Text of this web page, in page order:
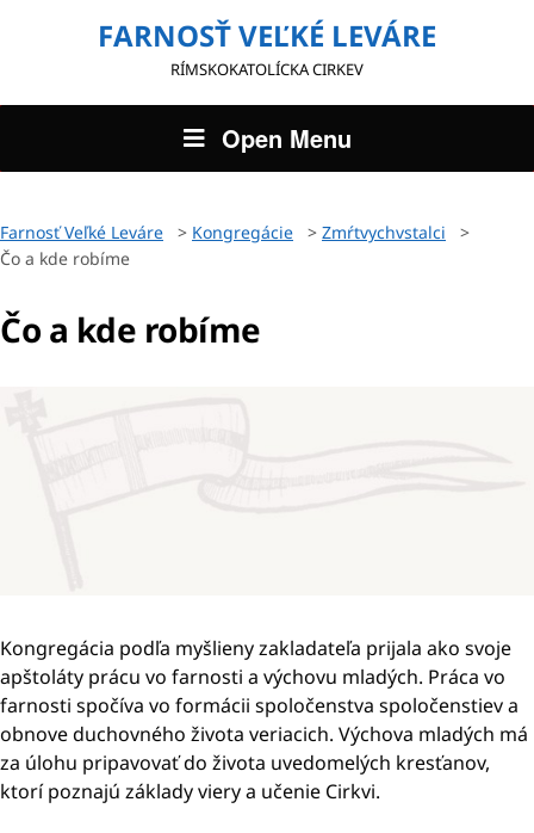
FARNOSŤ VEĽKÉ LEVÁRE
RÍMSKOKATOLÍCKA CIRKEV
Open Menu
Farnosť Veľké Leváre > Kongregácie > Zmŕtvychvstalci
>
Čo a kde robíme
Čo a kde robíme
Kongregácia podľa myšlieny zakladateľa prijala ako svoje
apštoláty prácu vo farnosti a výchovu mladých. Práca vo
farnosti spočíva vo formácii spoločenstva spoločenstiev a
obnove duchovného života veriacich. Výchova mladých má
za úlohu pripavovať do života uvedomelých kresťanov,
ktorí poznajú základy viery a učenie Cirkvi.